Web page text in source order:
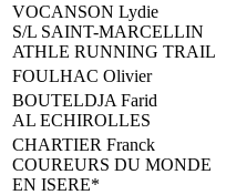
VOCANSON Lydie
S/L SAINT-MARCELLIN
ATHLE RUNNING TRAIL
FOULHAC Olivier
BOUTELDJA Farid
AL ECHIROLLES
CHARTIER Franck
COUREURS DU MONDE
EN ISERE*